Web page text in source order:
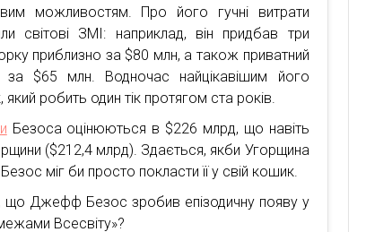
можливостям. Про його гучні витрати
світові ЗМІ: наприклад, він придбав три
приблизно за $80 млн, а також приватний
за $65 млн. Водночас найцікавішим його
робить один тік протягом ста років.
Безоса оцінюються в $226 млрд, що навіть
($212,4 млрд). Здається, якби Угорщина
міг би просто покласти її у свій кошик.
що Джефф Безос зробив епізодичну появу у
Всесвіту»?